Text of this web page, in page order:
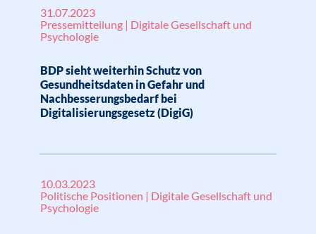
31.07.2023
Pressemitteilung | Digitale Gesellschaft und
Psychologie
BDP sieht weiterhin Schutz von
Gesundheitsdaten in Gefahr und
Nachbesserungsbedarf bei
Digitalisierungsgesetz (DigiG)
10.03.2023
Politische Positionen | Digitale Gesellschaft und
Psychologie